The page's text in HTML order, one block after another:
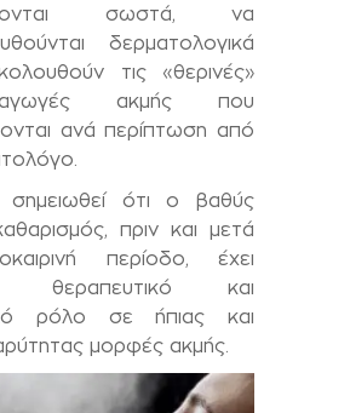
σωστά, να
δερματολογικά
τις «θερινές»
ακμής που
ανά περίπτωση από
σημειωθεί ότι ο βαθύς
πριν και μετά
περίοδο, έχει
θεραπευτικό και
ρόλο σε ήπιας και
μορφές ακμής.